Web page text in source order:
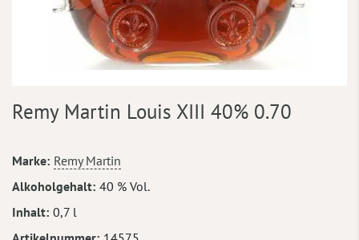
Anfang
springen
Remy Martin Louis XIII 40% 0.70
Mehr
Informationen
Marke Remy Martin
Alkoholgehalt 40 % Vol.
Inhalt 0,7 l